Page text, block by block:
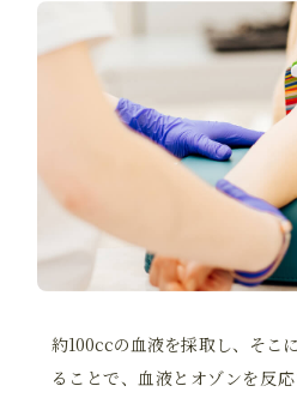
約100ccの血液を採取し、そこ
ることで、血液とオゾンを反